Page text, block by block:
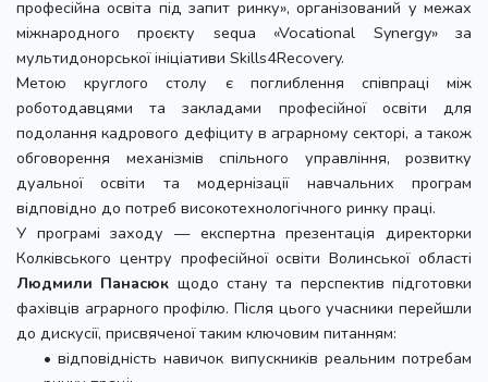
професійна освіта під запит ринку», організований у межах
міжнародного проєкту sequa «Vocational Synergy» за
мультидонорської ініціативи Skills4Recovery.
Метою круглого столу є поглиблення співпраці між
роботодавцями та закладами професійної освіти для
подолання кадрового дефіциту в аграрному секторі, а також
обговорення механізмів спільного управління, розвитку
дуальної освіти та модернізації навчальних програм
відповідно до потреб високотехнологічного ринку праці.
У програмі заходу — експертна презентація директорки
Колківського центру професійної освіти Волинської області
Людмили Панасюк щодо стану та перспектив підготовки
фахівців аграрного профілю. Після цього учасники перейшли
до дискусії, присвяченої таким ключовим питанням:
• відповідність навичок випускників реальним потребам